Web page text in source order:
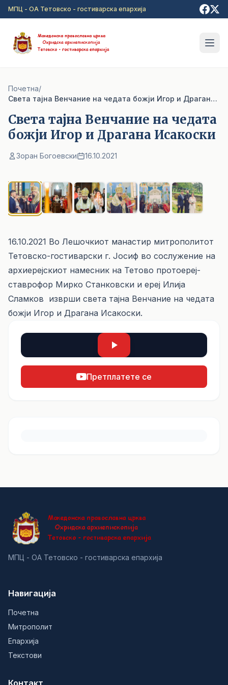
Прејди на главна содржина
МПЦ - ОА Тетовско - гостиварска епархија
Почетна/
Cвета тајна Венчание на чедата божји Игор и Драгана Исакоски
Cвета тајна Венчание на чедата
божји Игор и Драгана Исакоски
Зоран Богоевски 16.10.2021
16.10.2021 Во Лешочкиот манастир митрополитот
Тетовско-гостиварски г. Јосиф во сослужение на
архиерејскиот намесник на Тетово протоереј-
ставрофор Мирко Станковски и ереј Илија
Сламков изврши света тајна Венчание на чедата
божји Игор и Драгана Исакоски.
Претплатете се
МПЦ - ОА Тетовско - гостиварска епархија
Навигација
Почетна
Митрополит
Епархија
Текстови
Контакт